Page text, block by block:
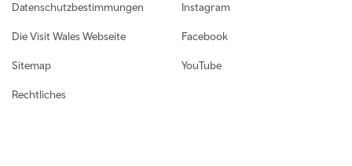
Datenschutzbestimmungen
Die Visit Wales Webseite
Sitemap
Rechtliches
Instagram
Facebook
YouTube